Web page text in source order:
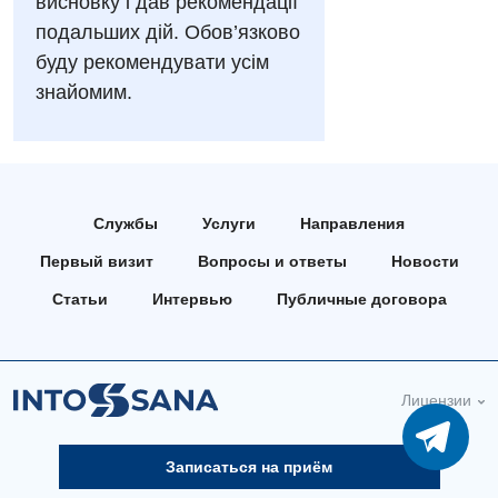
Андрология
Бесплатные услуги
Гематология
Дерматовенерология
Кардиология
Маммология
Медицинская психология
Неврология
подальших дій. Обов’язково
буду рекомендувати усім
знайомим.
Службы Услуги Направления
Первый визит Вопросы и ответы Новости
Статьи Интервью Публичные договора
Лицензии
Записаться на приём